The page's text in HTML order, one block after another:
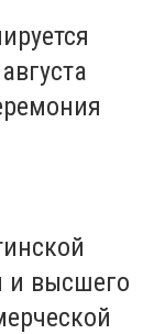
и высшего